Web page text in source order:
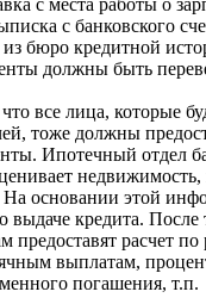
с банковского
бюро кредитной
должны быть
все лица, которые
тоже должны
Ипотечный отдел
На основании этой
кредита. После
предоставят расчет по
выплатам,
погашения, т.п.